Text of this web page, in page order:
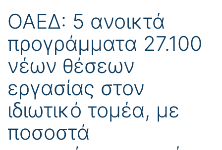
ΟΑΕΔ: 5 ανοικτά
προγράμματα 27.100
νέων θέσεων
εργασίας στον
ιδιωτικό τομέα, με
ποσοστά